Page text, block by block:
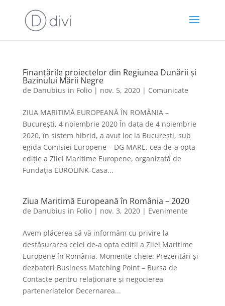
Finanțările proiectelor din Regiunea Dunării și
Bazinului Mării Negre
de Danubius in Folio| nov. 5, 2020| Comunicate
ZIUA MARITIMĂ EUROPEANĂ ÎN ROMÂNIA –
București, 4 noiembrie 2020 În data de 4 noiembrie
2020, în sistem hibrid, a avut loc la București, sub
egida Comisiei Europene – DG MARE, cea de-a opta
ediție a Zilei Maritime Europene, organizată de
Fundația EUROLINK-Casa...
Ziua Maritimă Europeană în România – 2020
de Danubius in Folio| nov. 3, 2020| Evenimente
Avem plăcerea să vă informăm cu privire la
desfășurarea celei de-a opta ediții a Zilei Maritime
Europene în România. Momente-cheie: Prezentări și
dezbateri Business Matching Point – Bursa de
Contacte pentru relaționare și negocierea
parteneriatelor Decernarea...